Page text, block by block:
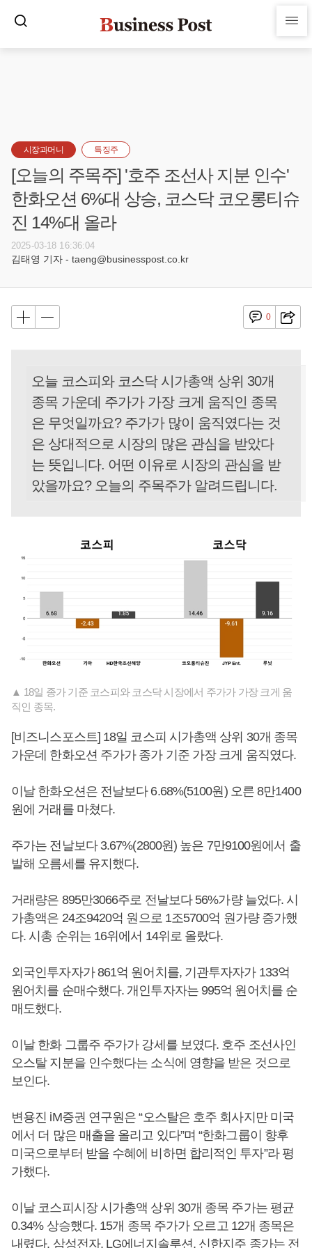
시장과머니 특징주
[오늘의 주목주] '호주 조선사 지분 인수'
한화오션 6%대 상승, 코스닥 코오롱티슈
진 14%대 올라
2025-03-18 16:36:04
김태영 기자 - taeng@businesspost.co.kr
0
오늘 코스피와 코스닥 시가총액 상위 30개
종목 가운데 주가가 가장 크게 움직인 종목
은 무엇일까요? 주가가 많이 움직였다는 것
은 상대적으로 시장의 많은 관심을 받았다
는 뜻입니다. 어떤 이유로 시장의 관심을 받
았을까요? 오늘의 주목주가 알려드립니다.
▲ 18일 종가 기준 코스피와 코스닥 시장에서 주가가 가장 크게 움
직인 종목.
[비즈니스포스트] 18일 코스피 시가총액 상위 30개 종목
가운데 한화오션 주가가 종가 기준 가장 크게 움직였다.
이날 한화오션은 전날보다 6.68%(5100원) 오른 8만1400
원에 거래를 마쳤다.
주가는 전날보다 3.67%(2800원) 높은 7만9100원에서 출
발해 오름세를 유지했다.
거래량은 895만3066주로 전날보다 56%가량 늘었다. 시
가총액은 24조9420억 원으로 1조5700억 원가량 증가했
다. 시총 순위는 16위에서 14위로 올랐다.
외국인투자자가 861억 원어치를, 기관투자자가 133억
원어치를 순매수했다. 개인투자자는 995억 원어치를 순
매도했다.
이날 한화 그룹주 주가가 강세를 보였다. 호주 조선사인
오스탈 지분을 인수했다는 소식에 영향을 받은 것으로
보인다.
변용진 iM증권 연구원은 “오스탈은 호주 회사지만 미국
에서 더 많은 매출을 올리고 있다”며 “한화그룹이 향후
미국으로부터 받을 수혜에 비하면 합리적인 투자”라 평
가했다.
이날 코스피시장 시가총액 상위 30개 종목 주가는 평균
0.34% 상승했다. 15개 종목 주가가 오르고 12개 종목은
내렸다. 삼성전자, LG에너지솔루션, 신한지주 종가는 전